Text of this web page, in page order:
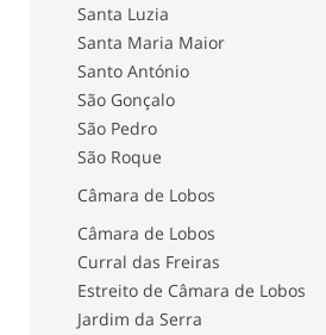
Santa Luzia
Santa Maria Maior
Santo António
São Gonçalo
São Pedro
São Roque
Câmara de Lobos
Câmara de Lobos
Curral das Freiras
Estreito de Câmara de Lobos
Jardim da Serra